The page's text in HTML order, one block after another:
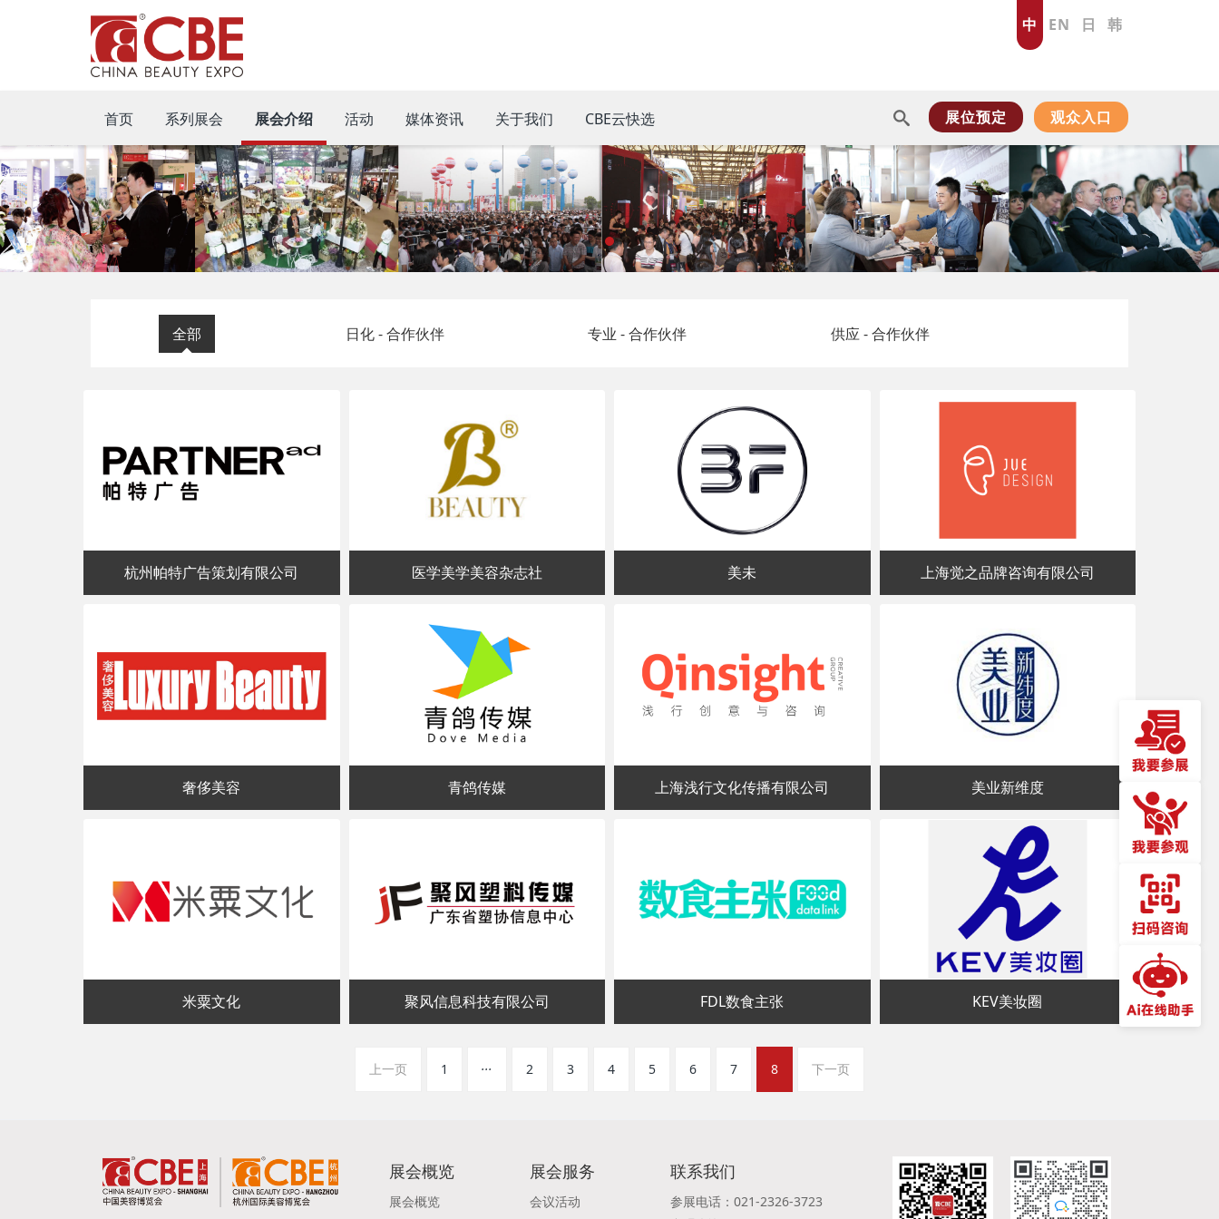
中 EN 日 韩
首页 系列展会 展会介绍 活动 媒体资讯 关于我们 CBE云快选 展位预定 观众入口
全部 日化 - 合作伙伴 专业 - 合作伙伴 供应 - 合作伙伴
杭州帕特广告策划有限公司 医学美学美容杂志社 美未 上海觉之品牌咨询有限公司
奢侈美容 青鸽传媒 上海浅行文化传播有限公司 美业新维度
米粟文化 聚风信息科技有限公司 FDL数食主张 KEV美妆圈
上一页 1 ... 2 3 4 5 6 7 8 下一页
展会概览
展会概览
展会服务
会议活动
联系我们
参展电话：021-2326-3723